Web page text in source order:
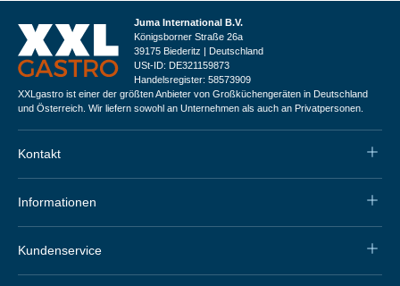
Juma International B.V.
Königsborner Straße 26a
39175 Biederitz | Deutschland
USt-ID: DE321159873
Handelsregister: 58573909
XXLgastro ist einer der größten Anbieter von Großküchengeräten in Deutschland
und Österreich. Wir liefern sowohl an Unternehmen als auch an Privatpersonen.
Kontakt
Informationen
Kundenservice